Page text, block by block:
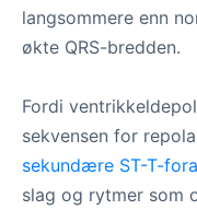
langsommere enn
økte QRS-bredden.
Fordi
sekvensen for
sekundære ST-T-
slag og rytmer som